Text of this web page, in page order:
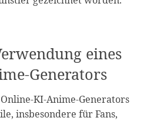
eines
Generators
KI-Anime-Generators
insbesondere für Fans,